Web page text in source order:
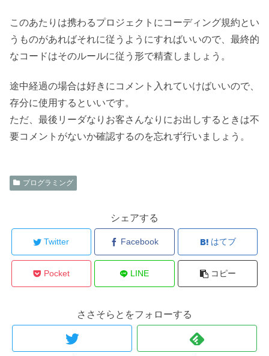
このあたりは携わるプロジェクトにコーディング規約とい
うものがあればそれに従うようにすればいいので、最終的
なコードはそのルールに従う形で精査しましょう。
途中経過の場合は好きにコメント入れていけばいいので、
存分に使用するといいです。
ただ、最後リーダなりお客さんなりにお出しするときは不
要コメントがないか確認するのを忘れず行いましょう。
プログラミング
シェアする
Twitter Facebook はてブ
Pocket LINE コピー
ささそらとをフォローする